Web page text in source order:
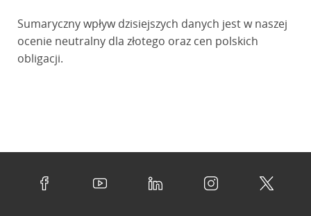
Sumaryczny wpływ dzisiejszych danych jest w naszej
ocenie neutralny dla złotego oraz cen polskich
obligacji.